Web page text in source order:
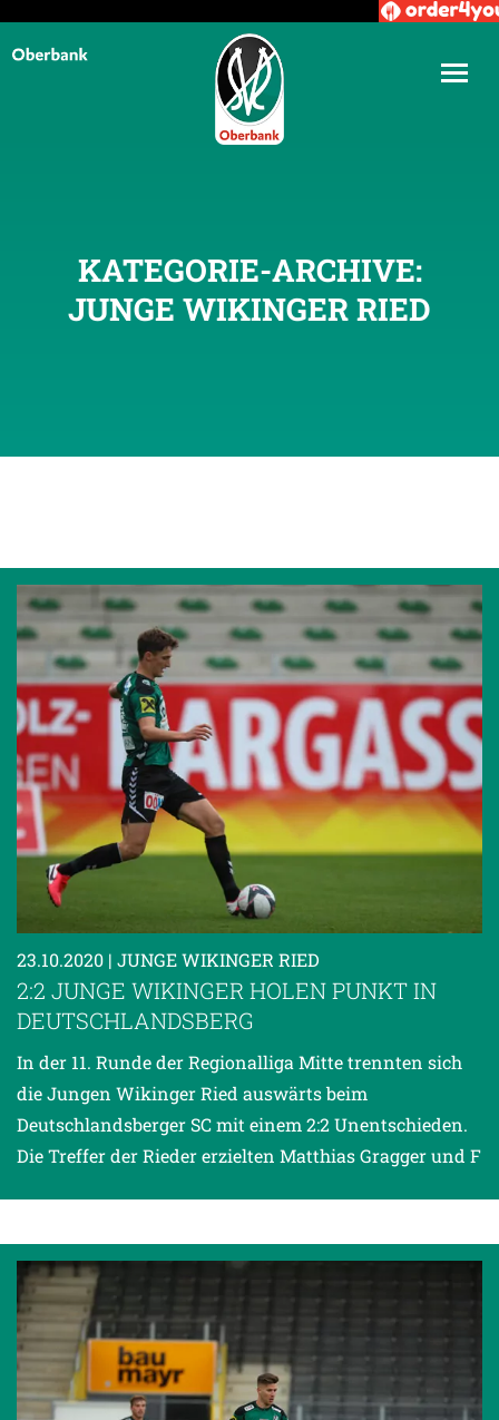
KATEGORIE-ARCHIVE:
JUNGE WIKINGER RIED
23.10.2020 | JUNGE WIKINGER RIED
2:2 JUNGE WIKINGER HOLEN PUNKT IN
DEUTSCHLANDSBERG
In der 11. Runde der Regionalliga Mitte trennten sich
die Jungen Wikinger Ried auswärts beim
Deutschlandsberger SC mit einem 2:2 Unentschieden.
Die Treffer der Rieder erzielten Matthias Gragger und F